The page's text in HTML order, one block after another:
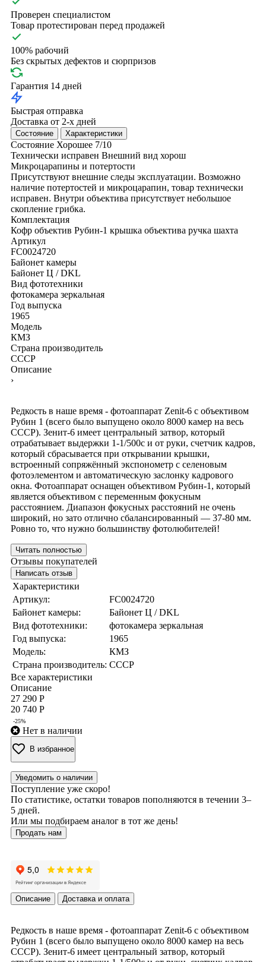
Проверен специалистом
Товар протестирован перед продажей
100% рабочий
Без скрытых дефектов и сюрпризов
Гарантия 14 дней
Быстрая отправка
Доставка от 2-х дней
Состояние Характеристики
Состояние Хорошее 7/10
Технически исправен Внешний вид хорош
Микроцарапины и потертости
Присутствуют внешние следы эксплуатации. Возможно
наличие потертостей и микроцарапин, товар технически
исправен. Внутри объектива присутствует небольшое
скопление грибка.
Комплектация
Кофр объектив Рубин-1 крышка объектива ручка шахта
Артикул
FC0024720
Байонет камеры
Байонет Ц / DKL
Вид фототехники
фотокамера зеркальная
Год выпуска
1965
Модель
КМЗ
Страна производитель
СССР
Описание
›
Редкость в наше время - фотоаппарат Zenit-6 с объективом
Рубин 1 (всего было выпущено около 8000 камер на весь
СССР). Зенит-6 имеет центральный затвор, который
отрабатывает выдержки 1-1/500с и от руки, счетчик кадров,
который сбрасывается при открывании крышки,
встроенный сопряжённый экспонометр с селеновым
фотоэлементом и автоматическую заслонку кадрового
окна. Фотоаппарат оснащен объективом Рубин-1, который
является объективом с переменным фокусным
расстоянием. Диапазон фокусных расстояний не очень
широкий, но зато отлично сбалансированный — 37-80 мм.
Ровно то, что нужно большинству фотолюбителей!
Читать полностью
Отзывы покупателей
Написать отзыв
Характеристики
Артикул:
FC0024720
Байонет камеры:
Байонет Ц / DKL
Вид фототехники:
фотокамера зеркальная
Год выпуска:
1965
Модель:
КМЗ
Страна производитель: СССР
Все характеристики
Описание
27 290 Р
20 740 Р
-25%
Нет в наличии
В избранное
Уведомить о наличии
Поступление уже скоро!
По статистике, остатки товаров пополняются в течении 3–
5 дней.
Или мы подбираем аналог в тот же день!
Продать нам
Описание Доставка и оплата
Редкость в наше время - фотоаппарат Zenit-6 с объективом
Рубин 1 (всего было выпущено около 8000 камер на весь
СССР). Зенит-6 имеет центральный затвор, который